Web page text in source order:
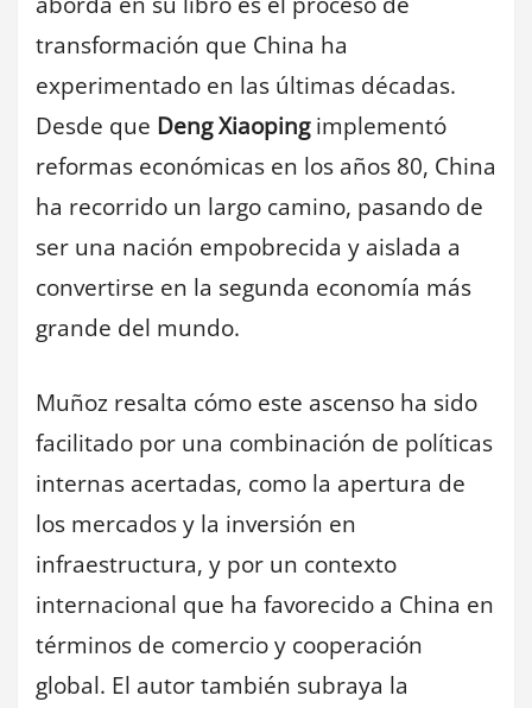
transformación que China ha
experimentado en las últimas décadas.
Desde que Deng Xiaopingimplementó
reformas económicas en los años 80, China
ha recorrido un largo camino, pasando de
ser una nación empobrecida y aislada a
convertirse en la segunda economía más
grande del mundo.
Muñoz resalta cómo este ascenso ha sido
facilitado por una combinación de políticas
internas acertadas, como la apertura de
los mercados y la inversión en
infraestructura, y por un contexto
internacional que ha favorecido a China en
términos de comercio y cooperación
global. El autor también subraya la